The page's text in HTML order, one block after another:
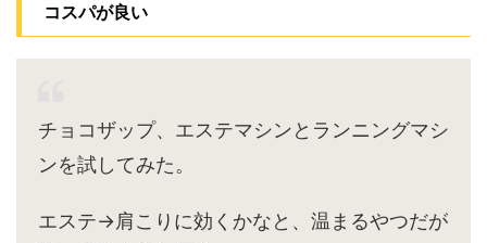
コスパが良い
チョコザップ、エステマシンとランニングマシ
ンを試してみた。
エステ→肩こりに効くかなと、温まるやつだが